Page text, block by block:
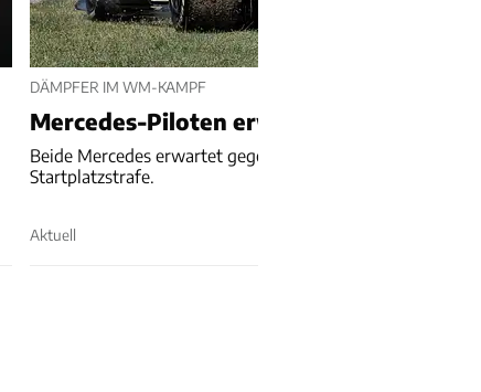
DÄMPFER IM WM-KAMPF
Mercedes-Piloten erwarten noch
Beide Mercedes erwartet gegen Ende der Saison noch eine
Startplatzstrafe.
Aktuell